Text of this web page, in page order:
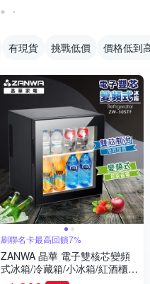
有現貨 挑戰低價 價格低到
刷聯名卡最高回饋7%
ZANWA 晶華 電子雙核芯變頻
式冰箱/冷藏箱/小冰箱/紅酒櫃(Z